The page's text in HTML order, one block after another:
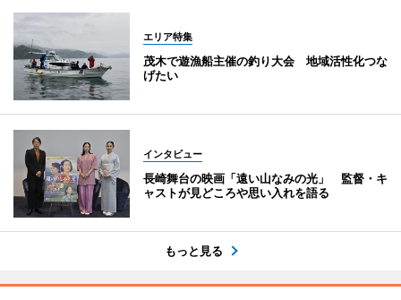
エリア特集
茂木で遊漁船主催の釣り大会 地域活性化つな
げたい
インタビュー
長崎舞台の映画「遠い山なみの光」 監督・キ
ャストが見どころや思い入れを語る
もっと見る